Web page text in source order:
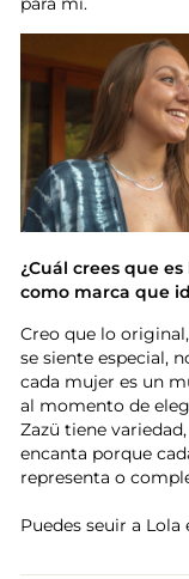
¿Cuál crees que
como marca que
Creo que lo
se siente especial,
cada mujer es un
al momento de
Zazü tiene
encanta porque
representa o
Puedes seuir a Lola